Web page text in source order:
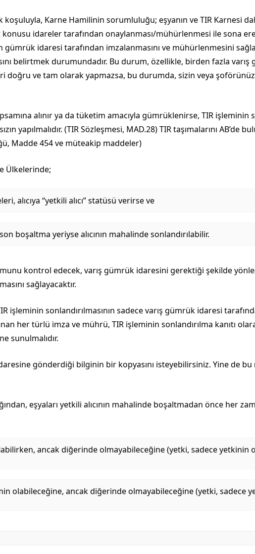
Karne Hamilinin sorumluluğu; eşyanın ve TIR Karnesi
idareler tarafından onaylanması/mühürlenmesi ile sona
idaresi tarafından imzalanmasını ve mühürlenmesini
belirtmek durumundadır. Bu durum, özellikle, birden fazla
ve tam olarak yapmazsa, bu durumda, sizin veya
alınır ya da tüketim amacıyla gümrüklenirse, TIR işleminin
yapılmalıdır. (TIR Sözleşmesi, MAD.28) TIR taşımalarını AB’de
Madde 454 ve müteakip maddeler)
Ülkelerinde;
alıcıya “yetkili alıcı” statüsü verirse ve
boşaltma yeriyse alıcının mahalinde sonlandırılabilir.
kontrol edecek, varış gümrük idaresini gerektiği şekilde
sağlayacaktır.
işleminin sonlandırılmasının sadece varış gümrük idaresi
her türlü imza ve mührü, TIR işleminin sonlandırılma kanıtı
sunulmalıdır.
gönderdiği bilginin bir kopyasını isteyebilirsiniz. Yine de
eşyaları yetkili alıcının mahalinde boşaltmadan önce her
ancak diğerinde olmayabileceğine (yetki, sadece yetkinin
olabileceğine, ancak diğerinde olmayabileceğine (yetki,